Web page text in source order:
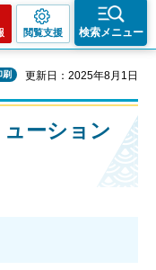
閲覧支援 検索メニュー
刷 更新日：2025年8月1日
ーション